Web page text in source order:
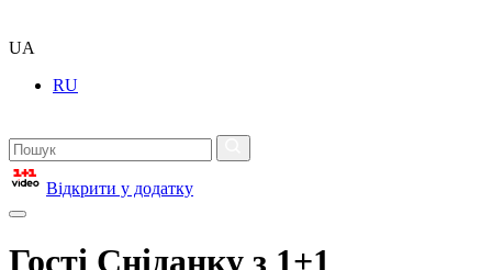
UA
RU
Відкрити у додатку
Гості Сніданку з 1+1